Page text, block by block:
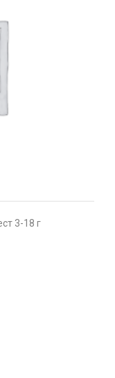
3-18 г